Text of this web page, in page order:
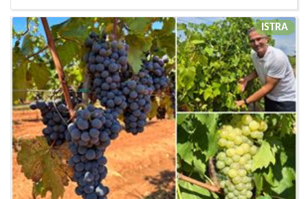
ISTRA